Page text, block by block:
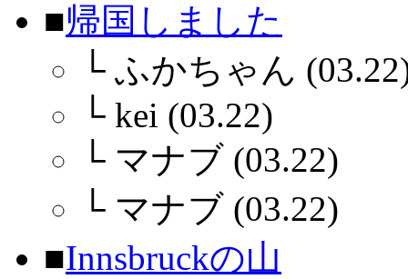
■帰国しました
└ ふかちゃん
└ kei (03.22)
└ マナブ (03.22)
└ マナブ (03.22)
■Innsbruckの山